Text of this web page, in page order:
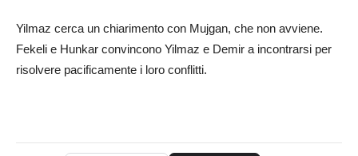
Yilmaz cerca un chiarimento con Mujgan, che non avviene.
Fekeli e Hunkar convincono Yilmaz e Demir a incontrarsi per
risolvere pacificamente i loro conflitti.